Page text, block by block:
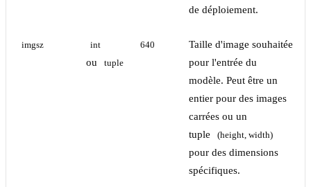
de déploiement.
imgsz int
ou tuple
640
Taille d'image souhaitée
pour l'entrée du
modèle. Peut être un
entier pour des images
carrées ou un
tuple
(height, width)
pour des dimensions
spécifiques.